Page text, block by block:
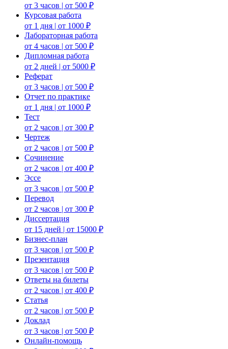
от 3 часов | от 500 ₽
Курсовая работа
от 1 дня | от 1000 ₽
Лабораторная работа
от 4 часов | от 500 ₽
Дипломная работа
от 2 дней | от 5000 ₽
Реферат
от 3 часов | от 500 ₽
Отчет по практике
от 1 дня | от 1000 ₽
Тест
от 2 часов | от 300 ₽
Чертеж
от 2 часов | от 500 ₽
Сочинение
от 2 часов | от 400 ₽
Эссе
от 3 часов | от 500 ₽
Перевод
от 2 часов | от 300 ₽
Диссертация
от 15 дней | от 15000 ₽
Бизнес-план
от 3 часов | от 500 ₽
Презентация
от 3 часов | от 500 ₽
Ответы на билеты
от 2 часов | от 400 ₽
Статья
от 2 часов | от 500 ₽
Доклад
от 3 часов | от 500 ₽
Онлайн-помощь